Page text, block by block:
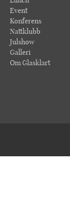
Event
Konferens
Nattklubb
Julshow
Galleri
Om Glasklart